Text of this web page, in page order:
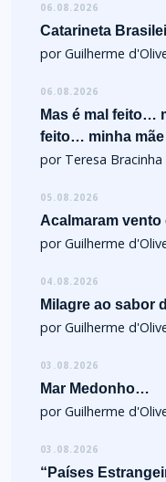
06.08.2026
Catarineta
por Guilherme
06.08.2026
Mas é mal feito…
feito… minha mãe
por Teresa Bracinha
05.08.2026
Acalmaram vento
por Guilherme
04.08.2026
Milagre ao sabor
por Guilherme
03.08.2026
Mar Medonho…
por Guilherme
03.08.2026
“Países